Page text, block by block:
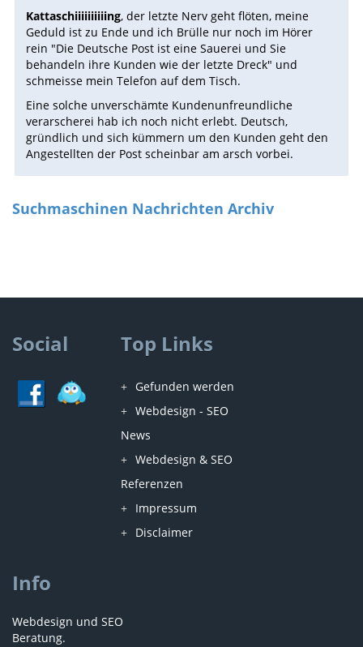
Kattaschiiiiiiiiiing, der letzte Nerv geht flöten, meine
Geduld ist zu Ende und ich Brülle nur noch im Hörer
rein "Die Deutsche Post ist eine Sauerei und Sie
behandeln ihre Kunden wie der letzte Dreck" und
schmeisse mein Telefon auf dem Tisch.
Eine solche unverschämte Kundenunfreundliche
verarscherei hab ich noch nicht erlebt. Deutsch,
gründlich und sich kümmern um den Kunden geht den
Angestellten der Post scheinbar am arsch vorbei.
Suchmaschinen Nachrichten Archiv
Social Top Links
Gefunden werden
Webdesign - SEO
News
Webdesign & SEO
Referenzen
Impressum
Disclaimer
Info
Webdesign und SEO
Beratung.